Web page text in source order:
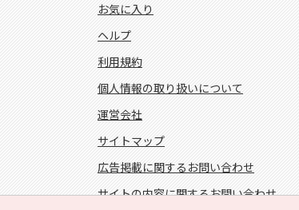
お気に入り
ヘルプ
利用規約
個人情報の取り扱いについて
運営会社
サイトマップ
広告掲載に関するお問い合わせ
サイトの内容に関するお問い合わせ